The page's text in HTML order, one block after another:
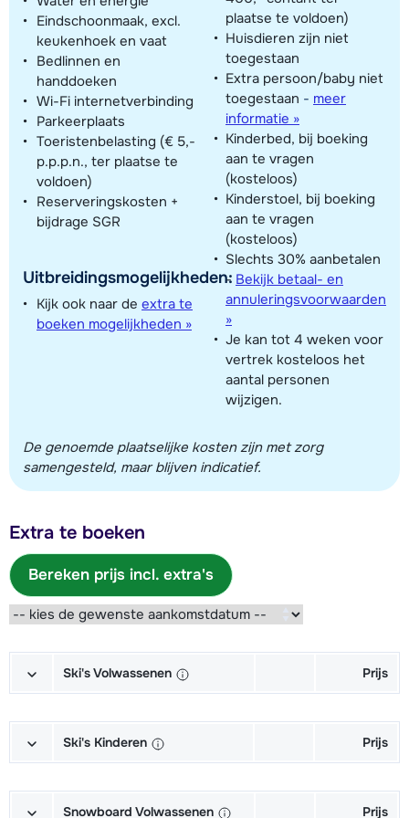
Eindschoonmaak, excl.
keukenhoek en vaat
Bedlinnen en
handdoeken
Wi-Fi internetverbinding
Parkeerplaats
Toeristenbelasting (€ 5,-
p.p.p.n., ter plaatse te
voldoen)
Reserveringskosten +
bijdrage SGR
Uitbreidingsmogelijkheden:
Kijk ook naar de extra te
boeken mogelijkheden »
plaatse te voldoen)
Huisdieren zijn niet
toegestaan
Extra persoon/baby niet
toegestaan - meer
informatie »
Kinderbed, bij boeking
aan te vragen
(kosteloos)
Kinderstoel, bij boeking
aan te vragen
(kosteloos)
Slechts 30% aanbetalen
- Bekijk betaal- en
annuleringsvoorwaarden
»
Je kan tot 4 weken voor
vertrek kosteloos het
aantal personen
wijzigen.
De genoemde plaatselijke kosten zijn met zorg
samengesteld, maar blijven indicatief.
Extra te boeken
Bereken prijs incl. extra's
Ski's Volwassenen Prijs
(6/7 dagen)Ski's Kinderen Prijs
(6/7 dagen)Snowboard Volwassenen Prijs